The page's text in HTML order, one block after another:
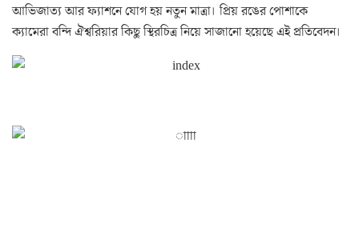
আভিজাত্য আর ফ্যাশনে যোগ হয় নতুন মাত্রা। প্রিয় রঙের পোশাকে
ক্যামেরা বন্দি ঐশ্বরিয়ার কিছু স্থিরচিত্র নিয়ে সাজানো হয়েছে এই প্রতিবেদন।